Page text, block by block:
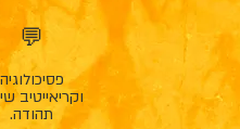
💬
פסיכולוגיה
וקריאייטיב
תהודה.